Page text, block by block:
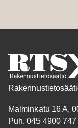
Malminkatu 16 A,
Puh. 045 4900 747